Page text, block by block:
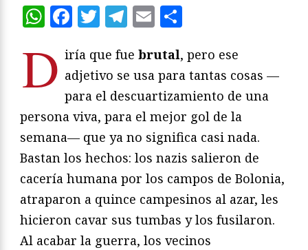
WhatsApp
Facebook
Twitter
Telegram
Email
D iría que fue brutal, pero ese
adjetivo se usa para tantas cosas —
para el descuartizamiento de una
persona viva, para el mejor gol de la
semana— que ya no significa casi nada.
Bastan los hechos: los nazis salieron de
cacería humana por los campos de Bolonia,
atraparon a quince campesinos al azar, les
hicieron cavar sus tumbas y los fusilaron.
Al acabar la guerra, los vecinos